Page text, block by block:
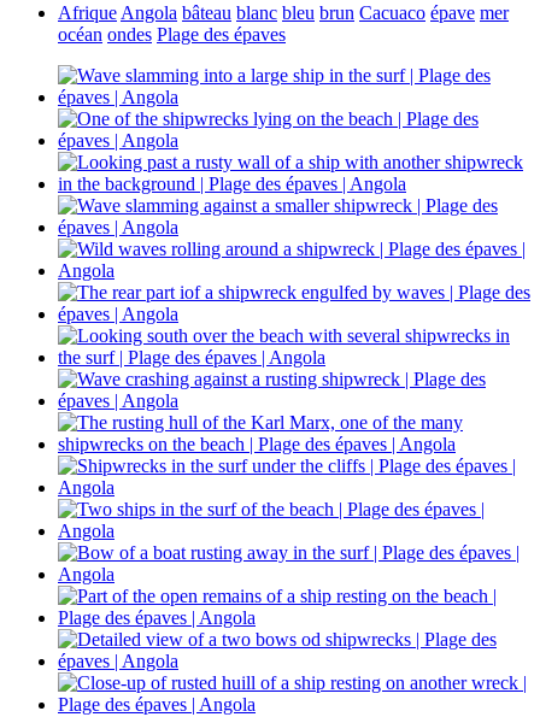
Afrique Angola bâteau blanc bleu brun Cacuaco épave mer
océan ondes Plage des épaves